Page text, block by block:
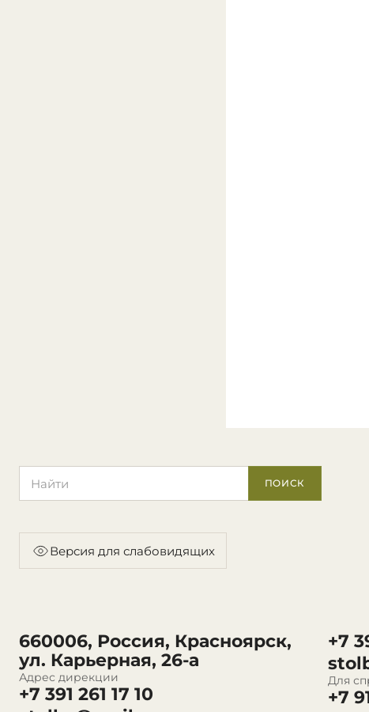
ПОИСК
Версия для слабовидящих
660006, Россия, Красноярск,
ул. Карьерная, 26-а
Адрес дирекции
+7 391 261 17 10
+7
Для
+7